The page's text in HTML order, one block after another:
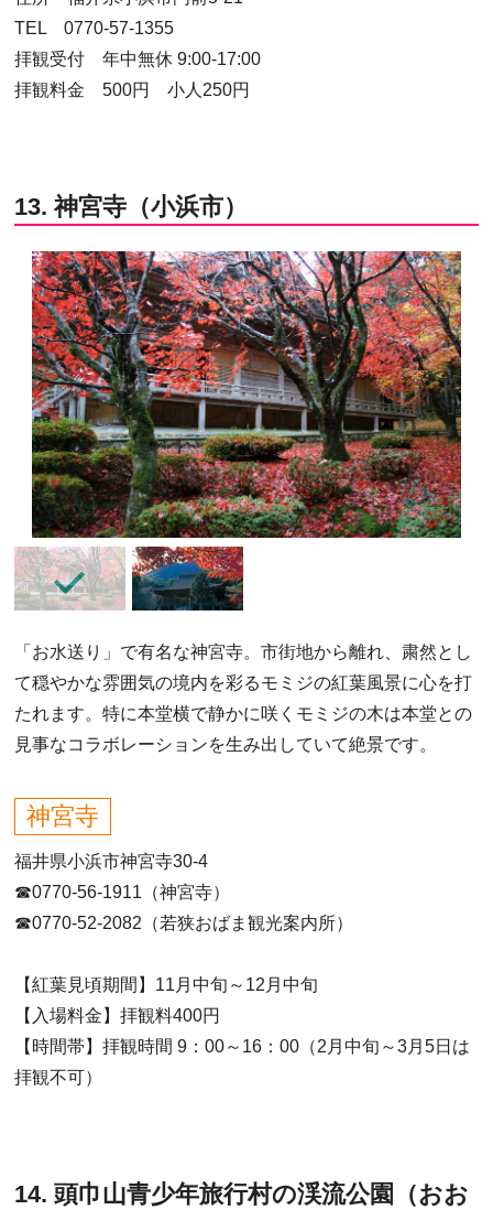
TEL 0770-57-1355
拝観受付 年中無休 9:00-17:00
拝観料金 500円 小人250円
13. 神宮寺（小浜市）
「お水送り」で有名な神宮寺。市街地から離れ、粛然とし
て穏やかな雰囲気の境内を彩るモミジの紅葉風景に心を打
たれます。特に本堂横で静かに咲くモミジの木は本堂との
見事なコラボレーションを生み出していて絶景です。
神宮寺
福井県小浜市神宮寺30-4
☎0770-56-1911（神宮寺）
☎0770-52-2082（若狭おばま観光案内所）
【紅葉見頃期間】11月中旬～12月中旬
【入場料金】拝観料400円
【時間帯】拝観時間 9：00～16：00（2月中旬～3月5日は
拝観不可）
14. 頭巾山青少年旅行村の渓流公園（おお